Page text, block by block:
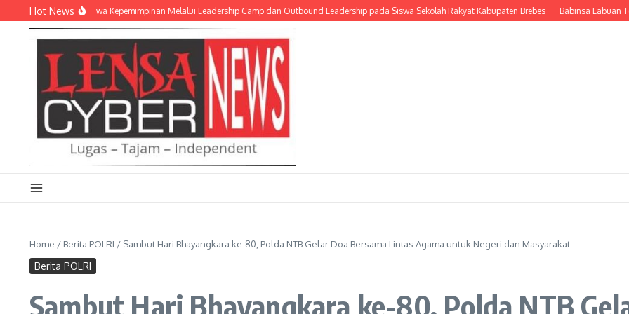
Lewati ke konten
Hot News
Tanamkan Jiwa Kepemimpinan Melalui Leadership Camp dan Outbound Leadership pada Siswa Sekolah Rakyat Kabupaten Brebes Babinsa Labuan Tereng
Home / Berita POLRI / Sambut Hari Bhayangkara ke-80, Polda NTB Gelar Doa Bersama Lintas Agama untuk Negeri dan Masyarakat
Berita POLRI
Sambut Hari Bhayangkara ke-80, Polda NTB